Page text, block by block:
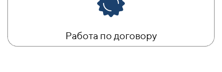
Работа по договору